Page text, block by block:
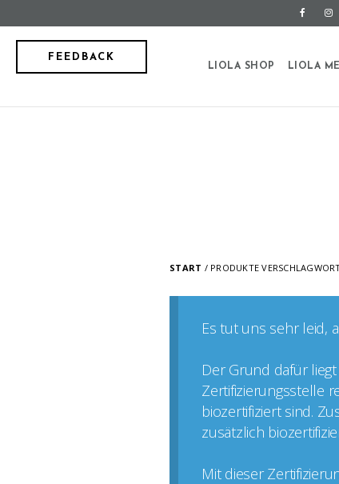
FEEDBACK
LIOLA SHOP LIOLA
START / PRODUKTE
Es tut uns sehr leid,
Der Grund dafür
Zertifizierungsstelle
biozertifiziert sind.
zusätzlich
Mit dieser